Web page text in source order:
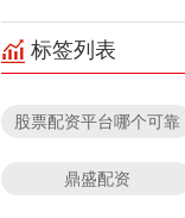
标签列表
股票配资平台哪个可靠
鼎盛配资